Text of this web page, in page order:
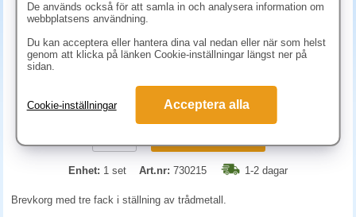
248.80 kr (inkl. moms)
Enhet: 1 set Art.nr: 730215 1-2 dagar
Brevkorg med tre fack i ställning av trådmetall.
De används också för att samla in och analysera information om
webbplatsens användning.
Du kan acceptera eller hantera dina val nedan eller när som helst
genom att klicka på länken Cookie-inställningar längst ner på
sidan.
Cookie-inställningar Acceptera alla